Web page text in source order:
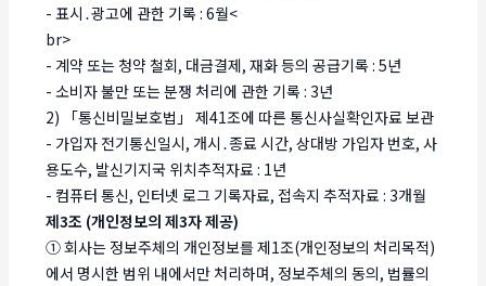
- 표시․광고에 관한 기록 : 6월<
br>
- 계약 또는 청약 철회, 대금결제, 재화 등의 공급기록 : 5년
- 소비자 불만 또는 분쟁 처리에 관한 기록 : 3년
2) 「통신비밀보호법」 제41조에 따른 통신사실확인자료 보관
- 가입자 전기통신일시, 개시․종료 시간, 상대방 가입자 번호, 사
용도수, 발신기지국 위치추적자료 : 1년
- 컴퓨터 통신, 인터넷 로그 기록자료, 접속지 추적자료 : 3개월
제3조 (개인정보의 제3자 제공)
① 회사는 정보주체의 개인정보를 제1조(개인정보의 처리목적)
에서 명시한 범위 내에서만 처리하며, 정보주체의 동의, 법률의